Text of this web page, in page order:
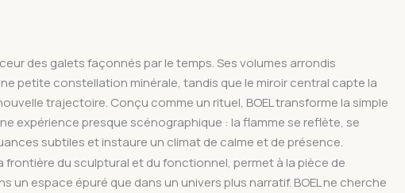
des galets façonnés par le temps.Ses volumes arrondis
petite constellation minérale, tandis que le miroir central capte la
trajectoire. Conçu comme un rituel, BOEL transforme la simple
expérience presque scénographique : la flamme se reflète, se
subtiles et instaure un climat de calme et de présence.
frontière du sculptural et du fonctionnel, permet à la pièce de
un espace épuré que dans un univers plus narratif. BOEL ne cherche